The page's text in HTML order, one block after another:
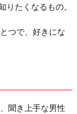
りたくなるもの。
つで、好きにな
聞き上手な男性